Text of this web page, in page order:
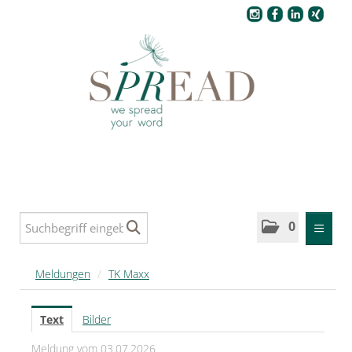
0
MELDUNGEN
SPREAD
SPREAD Medleys für Deutschland
Meldungen / TK Maxx
Text
Bilder
Meldung vom 03.07.2026